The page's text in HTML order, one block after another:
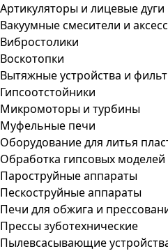
Артикуляторы и лицевые дуги
Вакуумные смесители и
Вибростолики
Воскотопки
Вытяжные устройства и
Гипсоотстойники
Микромоторы и турбины
Муфельные печи
Оборудование для литья
Обработка гипсовых моделей
Пароструйные аппараты
Пескоструйные аппараты
Печи для обжига и
Прессы зуботехнические
Пылевсасывающие